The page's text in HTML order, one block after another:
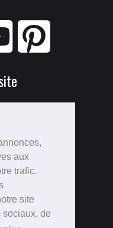
aux
trafic.
site
sociaux, de
site!